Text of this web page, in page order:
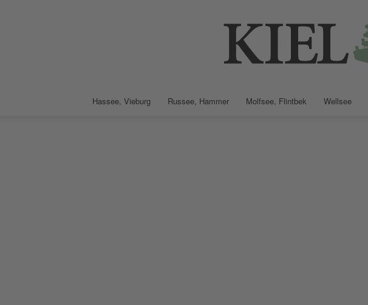
Hassee, Vieburg Russee, Hammer Molfsee, Flintbek Wellsee